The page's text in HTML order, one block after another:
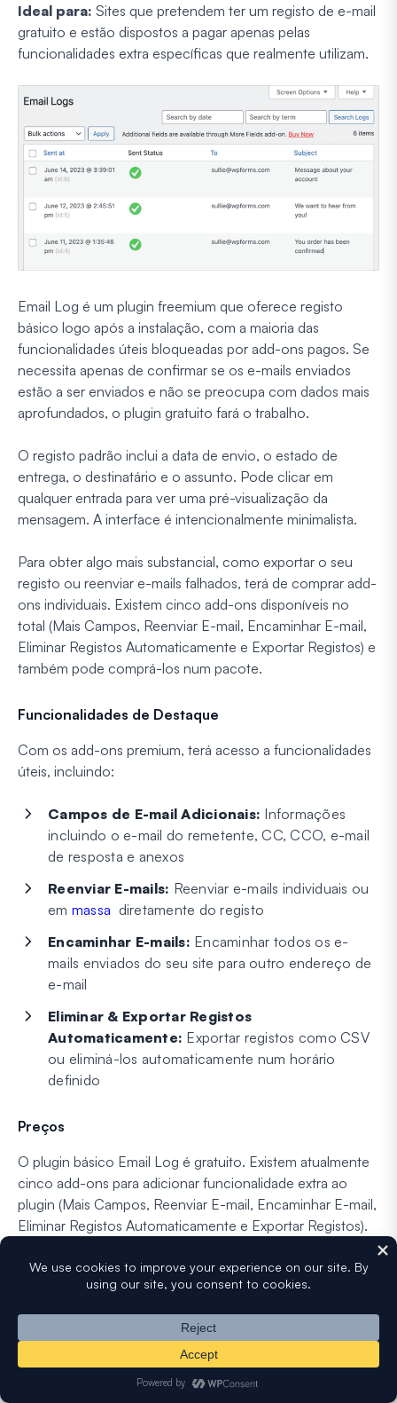
Ideal para: Sites que pretendem ter um registo de e-mail
gratuito e estão dispostos a pagar apenas pelas
funcionalidades extra específicas que realmente utilizam.
Email Log é um plugin freemium que oferece registo
básico logo após a instalação, com a maioria das
funcionalidades úteis bloqueadas por add-ons pagos. Se
necessita apenas de confirmar se os e-mails enviados
estão a ser enviados e não se preocupa com dados mais
aprofundados, o plugin gratuito fará o trabalho.
O registo padrão inclui a data de envio, o estado de
entrega, o destinatário e o assunto. Pode clicar em
qualquer entrada para ver uma pré-visualização da
mensagem. A interface é intencionalmente minimalista.
Para obter algo mais substancial, como exportar o seu
registo ou reenviar e-mails falhados, terá de comprar add-
ons individuais. Existem cinco add-ons disponíveis no
total (Mais Campos, Reenviar E-mail, Encaminhar E-mail,
Eliminar Registos Automaticamente e Exportar Registos) e
também pode comprá-los num pacote.
Funcionalidades de Destaque
Com os add-ons premium, terá acesso a funcionalidades
úteis, incluindo:
Campos de E-mail Adicionais: Informações
incluindo o e-mail do remetente, CC, CCO, e-mail
de resposta e anexos
Reenviar E-mails: Reenviar e-mails individuais ou
em massa diretamente do registo
Encaminhar E-mails: Encaminhar todos os e-
mails enviados do seu site para outro endereço de
e-mail
Eliminar & Exportar Registos
Automaticamente: Exportar registos como CSV
ou eliminá-los automaticamente num horário
definido
Preços
O plugin básico Email Log é gratuito. Existem atualmente
cinco add-ons para adicionar funcionalidade extra ao
plugin (Mais Campos, Reenviar E-mail, Encaminhar E-mail,
Eliminar Registos Automaticamente e Exportar Registos).
pode comprar um pacote de todos os cinco add-ons a
partir de $49 por ano.
5.FluentSMTP
Ideal para:Proprietários de sites que pretendem uma
combinação gratuita e completa de SMTP e registo e não